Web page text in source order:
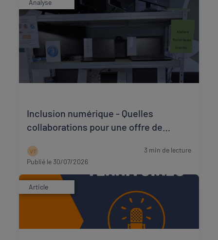
Analyse
Inclusion numérique - Quelles
collaborations pour une offre de
solidaire et adaptée ?
V T
3 min de lecture
Publié le 30/07/2026
Article